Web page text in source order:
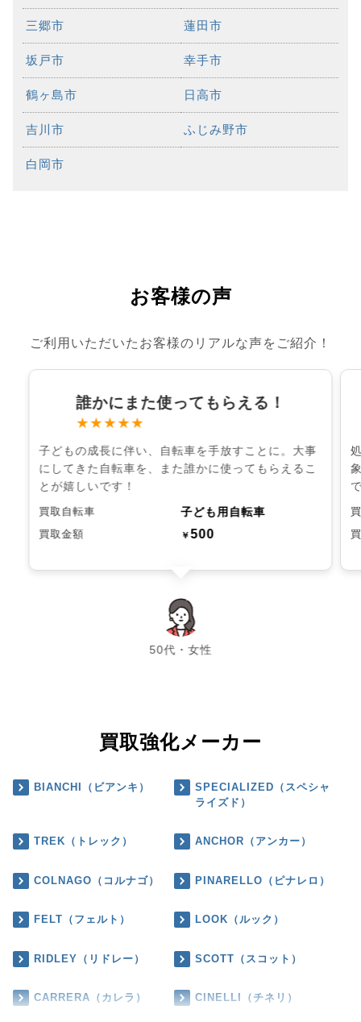
三郷市 蓮田市
坂戸市 幸手市
鶴ヶ島市 日高市
吉川市 ふじみ野市
白岡市
お客様の声
ご利用いただいたお客様のリアルな声をご紹介！
誰かにまた使ってもらえる！
★★★★★
子どもの成長に伴い、自転車を手放すことに。大事
にしてきた自転車を、また誰かに使ってもらえるこ
とが嬉しいです！
買取自転車 子ども用自転車
買取金額 ￥500
50代・女性
chevron_left chevron_right
買取強化メーカー
BIANCHI（ビアンキ）
SPECIALIZED（スペシャ
ライズド）
TREK（トレック） ANCHOR（アンカー）
COLNAGO（コルナゴ） PINARELLO（ピナレロ）
FELT（フェルト） LOOK（ルック）
RIDLEY（リドレー） SCOTT（スコット）
CARRERA（カレラ） CINELLI（チネリ）